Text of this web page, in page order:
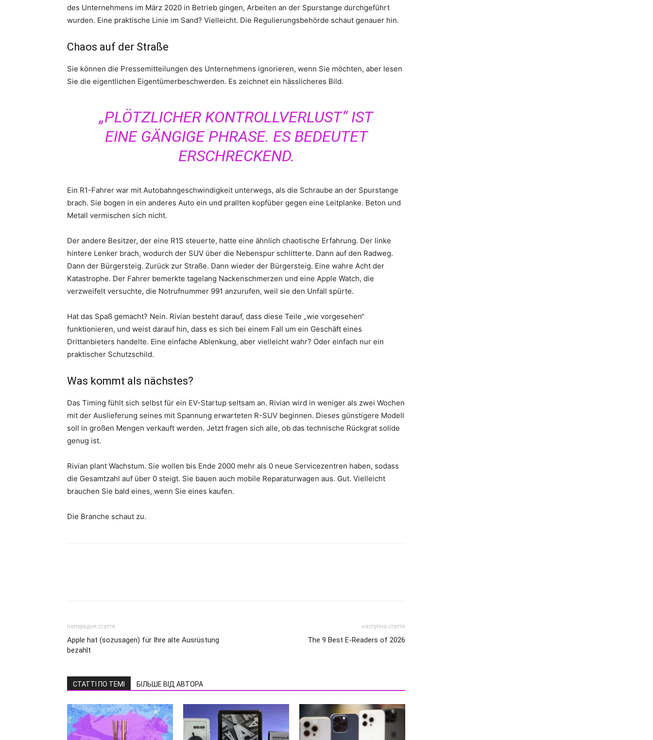
des Unternehmens im März 2020 in Betrieb gingen, Arbeiten an der Spurstange durchgeführt
wurden. Eine praktische Linie im Sand? Vielleicht. Die Regulierungsbehörde schaut genauer hin.
Chaos auf der Straße
Sie können die Pressemitteilungen des Unternehmens ignorieren, wenn Sie möchten, aber lesen
Sie die eigentlichen Eigentümerbeschwerden. Es zeichnet ein hässlicheres Bild.
„PLÖTZLICHER KONTROLLVERLUST“ IST
EINE GÄNGIGE PHRASE. ES BEDEUTET
ERSCHRECKEND.
Ein R1-Fahrer war mit Autobahngeschwindigkeit unterwegs, als die Schraube an der Spurstange
brach. Sie bogen in ein anderes Auto ein und prallten kopfüber gegen eine Leitplanke. Beton und
Metall vermischen sich nicht.
Der andere Besitzer, der eine R1S steuerte, hatte eine ähnlich chaotische Erfahrung. Der linke
hintere Lenker brach, wodurch der SUV über die Nebenspur schlitterte. Dann auf den Radweg.
Dann der Bürgersteig. Zurück zur Straße. Dann wieder der Bürgersteig. Eine wahre Acht der
Katastrophe. Der Fahrer bemerkte tagelang Nackenschmerzen und eine Apple Watch, die
verzweifelt versuchte, die Notrufnummer 991 anzurufen, weil sie den Unfall spürte.
Hat das Spaß gemacht? Nein. Rivian besteht darauf, dass diese Teile „wie vorgesehen“
funktionieren, und weist darauf hin, dass es sich bei einem Fall um ein Geschäft eines
Drittanbieters handelte. Eine einfache Ablenkung, aber vielleicht wahr? Oder einfach nur ein
praktischer Schutzschild.
Was kommt als nächstes?
Das Timing fühlt sich selbst für ein EV-Startup seltsam an. Rivian wird in weniger als zwei Wochen
mit der Auslieferung seines mit Spannung erwarteten R-SUV beginnen. Dieses günstigere Modell
soll in großen Mengen verkauft werden. Jetzt fragen sich alle, ob das technische Rückgrat solide
genug ist.
Rivian plant Wachstum. Sie wollen bis Ende 2000 mehr als 0 neue Servicezentren haben, sodass
die Gesamtzahl auf über 0 steigt. Sie bauen auch mobile Reparaturwagen aus. Gut. Vielleicht
brauchen Sie bald eines, wenn Sie eines kaufen.
Die Branche schaut zu.
попередня стаття
Apple hat (sozusagen) für Ihre alte Ausrüstung
bezahlt
наступна стаття
The 9 Best E-Readers of 2026
СТАТТІ ПО ТЕМІ БІЛЬШЕ ВІД АВТОРА